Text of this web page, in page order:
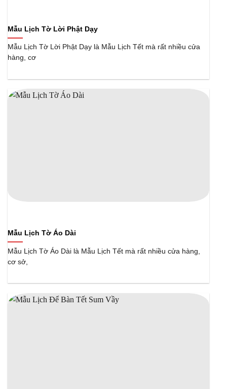
Mẫu Lịch Tờ Lời Phật Dạy
Mẫu Lịch Tờ Lời Phật Dạy là Mẫu Lịch Tết mà rất nhiều cửa
hàng, cơ
Mẫu Lịch Tờ Áo Dài
Mẫu Lịch Tờ Áo Dài là Mẫu Lịch Tết mà rất nhiều cửa hàng,
cơ sở,